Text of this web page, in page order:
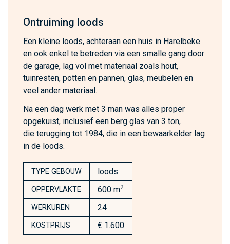
Ontruiming loods
Een kleine loods, achteraan een huis in Harelbeke
en ook enkel te betreden via een smalle gang door
de garage, lag vol met materiaal zoals hout,
tuinresten, potten en pannen, glas, meubelen en
veel ander materiaal.
Na een dag werk met 3 man was alles proper
opgekuist, inclusief een berg glas van 3 ton,
die terugging tot 1984, die in een bewaarkelder lag
in de loods.
TYPE GEBOUW loods
OPPERVLAKTE 600 m2
WERKUREN 24
KOSTPRIJS € 1.600